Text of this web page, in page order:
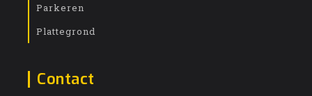
Parkeren
Plattegrond
Contact